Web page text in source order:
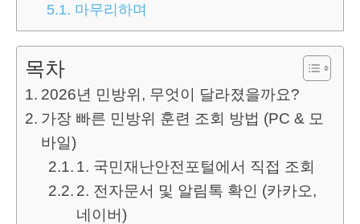
5.1. 마무리하며
목차
2026년 민방위, 무엇이 달라졌을까요?
가장 빠른 민방위 훈련 조회 방법 (PC & 모
바일)
1. 국민재난안전포털에서 직접 조회
2. 전자문서 및 알림톡 확인 (카카오,
네이버)